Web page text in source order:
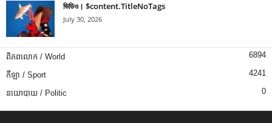
ভিডিও। $content.TitleNoTags
July 30, 2026
ពិភពលោក / World 6894
កីឡា / Sport 4241
នយោបាយ / Politic 0